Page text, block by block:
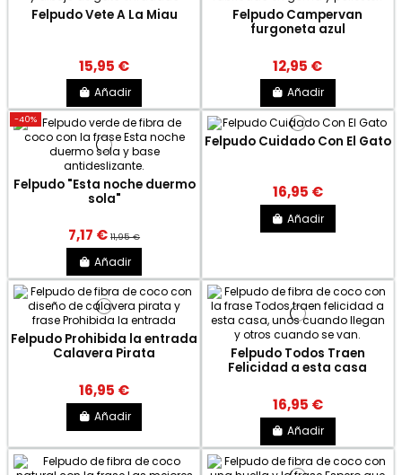
Felpudo Vete A La Miau
15,95 €
Añadir
Felpudo Campervan
furgoneta azul
12,95 €
Añadir
-40%
Felpudo "Esta noche duermo
sola"
7,17 €11,95 €
Añadir
Felpudo Cuidado Con El Gato
16,95 €
Añadir
Felpudo Prohibida la entrada
Calavera Pirata
16,95 €
Añadir
Felpudo Todos Traen
Felicidad a esta casa
16,95 €
Añadir